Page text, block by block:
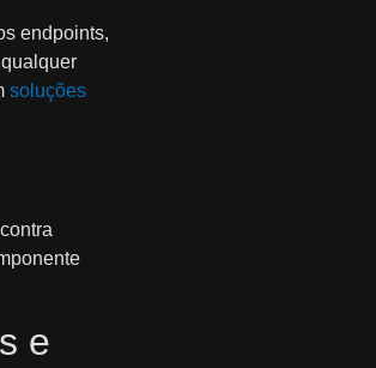
endpoints,
soluções
e